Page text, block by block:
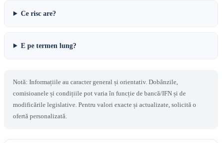
Ce risc are?
E pe termen lung?
Notă: Informațiile au caracter general și orientativ. Dobânzile,
comisioanele și condițiile pot varia în funcție de bancă/IFN și de
modificările legislative. Pentru valori exacte și actualizate, solicită o
ofertă personalizată.